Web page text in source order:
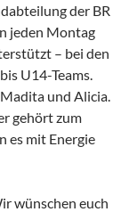
der BR
jeden Montag
– bei den
U14-Teams.
und Alicia.
gehört zum
es mit Energie
wünschen euch